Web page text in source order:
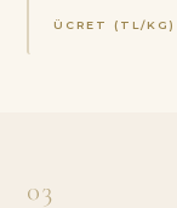
ÜCRET (TL/KG)
03